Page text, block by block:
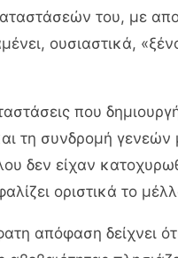
του, με
ουσιαστικά,
που
τη συνδρομή
δεν είχαν
οριστικά το
απόφαση δείχνει